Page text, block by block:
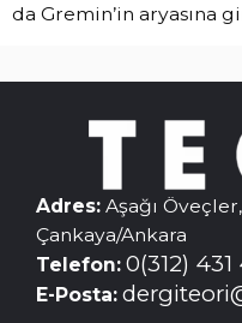
da Gremin’in aryasına
Adres: Aşağı
Çankaya/Ankara
Telefon: 0(312) 431
E-Posta: